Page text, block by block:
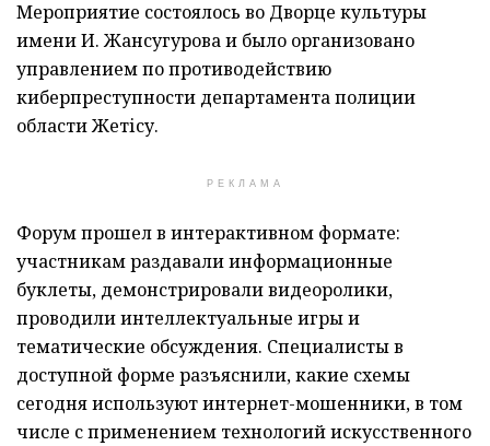
Мероприятие состоялось во Дворце культуры
имени И. Жансугурова и было организовано
управлением по противодействию
киберпреступности департамента полиции
области Жетісу.
РЕКЛАМА
Форум прошел в интерактивном формате:
участникам раздавали информационные
буклеты, демонстрировали видеоролики,
проводили интеллектуальные игры и
тематические обсуждения. Специалисты в
доступной форме разъяснили, какие схемы
сегодня используют интернет-мошенники, в том
числе с применением технологий искусственного